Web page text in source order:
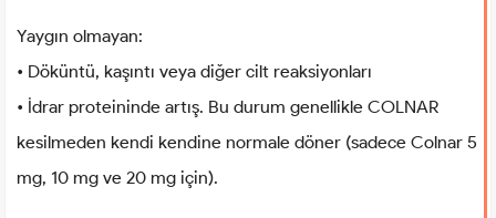
Yaygın olmayan:
• Döküntü, kaşıntı veya diğer cilt reaksiyonları
• İdrar proteininde artış. Bu durum genellikle COLNAR
kesilmeden kendi kendine normale döner (sadece Colnar 5
mg, 10 mg ve 20 mg için).